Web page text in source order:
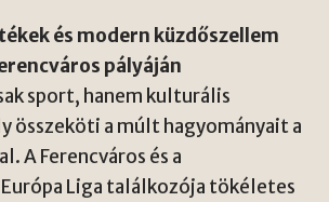
és modern küzdőszellem
pályáján
sport, hanem kulturális
összeköti a múlt hagyományait a
A Ferencváros és a
Liga találkozója tökéletes